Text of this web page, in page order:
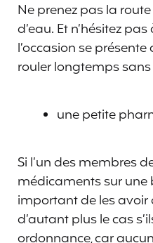
Ne prenez pas la
d’eau. Et n’hésitez
l’occasion se
rouler longtemps
une petite
Si l’un des membres
médicaments sur une
important de les avoir
d’autant plus le cas
ordonnance, car